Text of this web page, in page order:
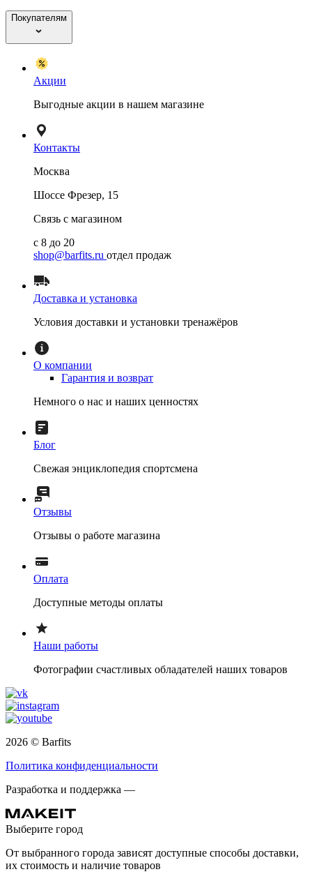
Покупателям
Акции
Выгодные акции в нашем магазине
Контакты
Москва
Шоссе Фрезер, 15
Связь с магазином
с 8 до 20
shop@barfits.ru отдел продаж
Доставка и установка
Условия доставки и установки тренажёров
О компании
Гарантия и возврат
Немного о нас и наших ценностях
Блог
Свежая энциклопедия спортсмена
Отзывы
Отзывы о работе магазина
Оплата
Доступные методы оплаты
Наши работы
Фотографии счастливых обладателей наших товаров
2026 © Barfits
Политика конфиденциальности
Разработка и поддержка —
Выберите город
От выбранного города зависят доступные способы доставки,
их стоимость и наличие товаров